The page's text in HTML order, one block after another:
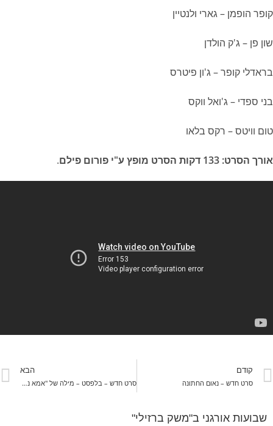
קופר הופמן – גארי ולנטיין
שון פן – ג'ק הולדן
בראדלי קופר – ג'ון פיטרס
בני ספדי – ג'ואל ווקס
טום וויטס – רקס בלאו
אורך הסרט: 133 דקות הסרט מופץ ע"י פורום פילם .
קודם
סרט חדש – נאום החתונה
הבא
סרט חדש – בלפסט – מילה של "אמא נגה"
שבועות אורגני ב"משק ברזילי"